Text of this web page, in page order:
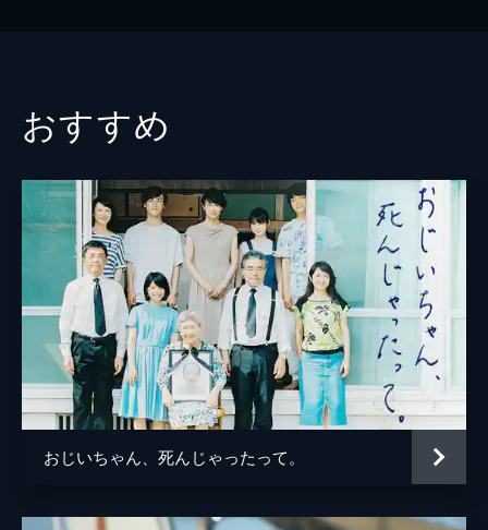
前原滉
永瀬未留
河野宏紀
根矢涼香
富山宏紀 川瀬陽太
矢野登志子 丘みつ子
監督 春本雄二郎
脚本
おすすめ
おじいちゃん、死んじゃったって。